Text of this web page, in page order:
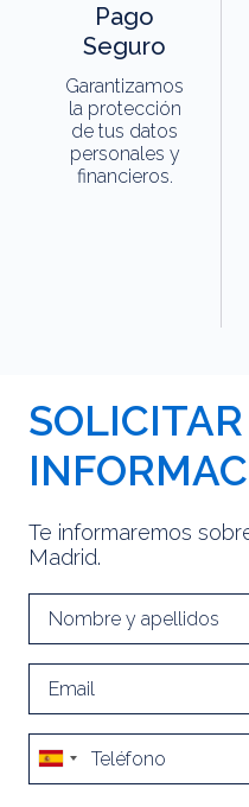
Pago
Seguro
Garantizamos
la protección
de tus datos
personales y
financieros.
SOLICITAR
Te informaremos
Madrid.